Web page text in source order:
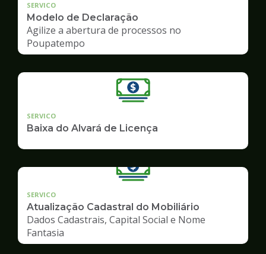
SERVICO
Modelo de Declaração
Agilize a abertura de processos no
Poupatempo
SERVICO
Baixa do Alvará de Licença
SERVICO
Atualização Cadastral do Mobiliário
Dados Cadastrais, Capital Social e Nome
Fantasia